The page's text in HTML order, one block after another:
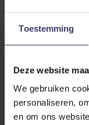
Toestemming
Deze website
We gebruiken
personaliseren,
en om ons
Het
in dat veel
Vaak een heel
Je leest hier
voor je paard